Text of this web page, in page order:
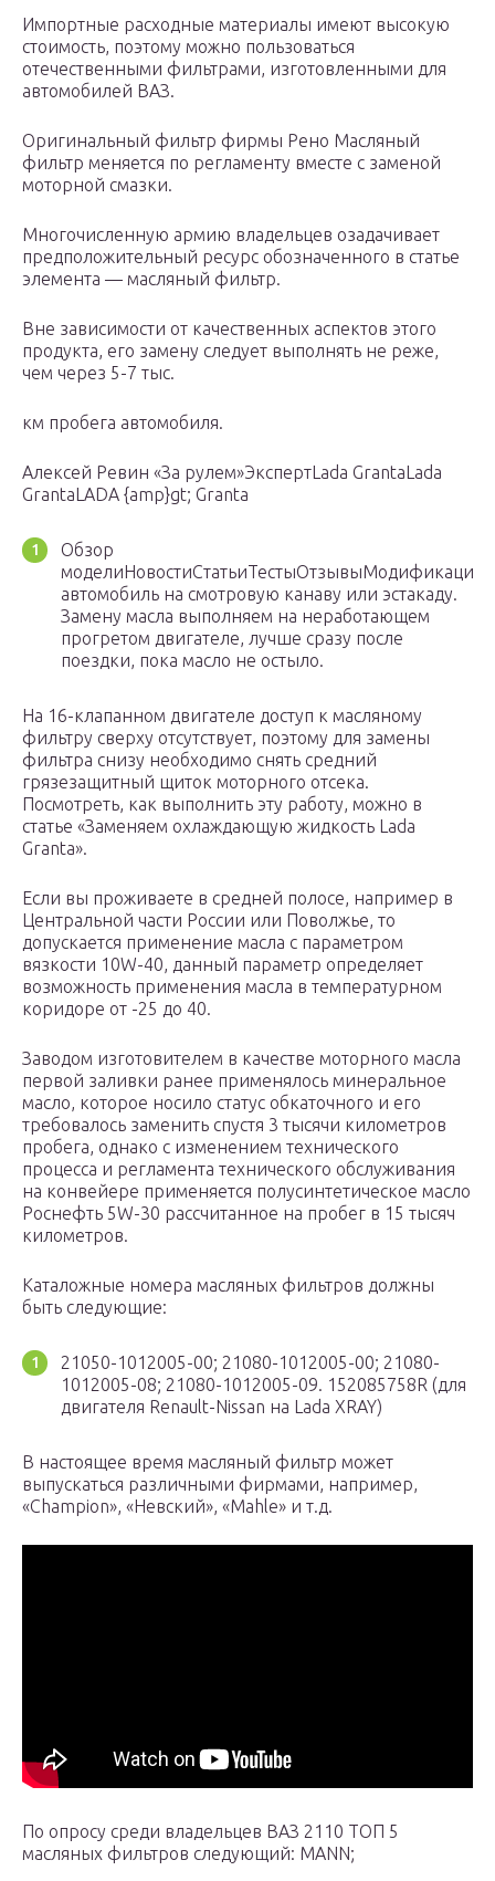
Импортные расходные материалы имеют высокую
стоимость, поэтому можно пользоваться
отечественными фильтрами, изготовленными для
автомобилей ВАЗ.
Оригинальный фильтр фирмы Рено Масляный
фильтр меняется по регламенту вместе с заменой
моторной смазки.
Многочисленную армию владельцев озадачивает
предположительный ресурс обозначенного в статье
элемента — масляный фильтр.
Вне зависимости от качественных аспектов этого
продукта, его замену следует выполнять не реже,
чем через 5-7 тыс.
км пробега автомобиля.
Алексей Ревин «За рулем»ЭкспертLada GrantaLada
GrantaLADA {amp}gt; Granta
Обзор
автомобиль на смотровую канаву или эстакаду.
Замену масла выполняем на неработающем
прогретом двигателе, лучше сразу после
поездки, пока масло не остыло.
На 16-клапанном двигателе доступ к масляному
фильтру сверху отсутствует, поэтому для замены
фильтра снизу необходимо снять средний
грязезащитный щиток моторного отсека.
Посмотреть, как выполнить эту работу, можно в
статье «Заменяем охлаждающую жидкость Lada
Granta».
Если вы проживаете в средней полосе, например в
Центральной части России или Поволжье, то
допускается применение масла с параметром
вязкости 10W-40, данный параметр определяет
возможность применения масла в температурном
коридоре от -25 до 40.
Заводом изготовителем в качестве моторного масла
первой заливки ранее применялось минеральное
масло, которое носило статус обкаточного и его
требовалось заменить спустя 3 тысячи километров
пробега, однако с изменением технического
процесса и регламента технического обслуживания
на конвейере применяется полусинтетическое масло
Роснефть 5W-30 рассчитанное на пробег в 15 тысяч
километров.
Каталожные номера масляных фильтров должны
быть следующие:
21050-1012005-00; 21080-1012005-00; 21080-
1012005-08; 21080-1012005-09. 152085758R (для
двигателя Renault-Nissan на Lada XRAY)
В настоящее время масляный фильтр может
выпускаться различными фирмами, например,
«Champion», «Невский», «Mahle» и т.д.
По опросу среди владельцев ВАЗ 2110 ТОП 5
масляных фильтров следующий: MANN;